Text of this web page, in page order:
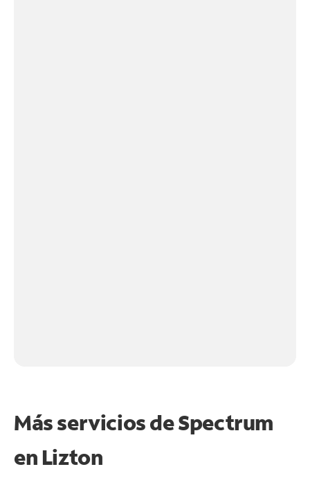
Más servicios de Spectrum
en Lizton